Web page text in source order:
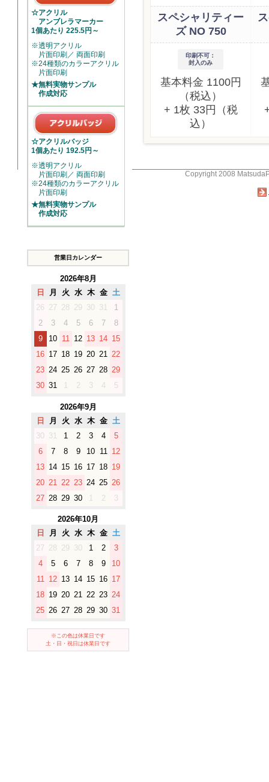
☆アクリル
アンブレラマーカー
1個あたり 225.5円～
※透明アクリル
片面印刷／ 両面印刷
※24種類のカラーアクリル
片面印刷
★無料実物サンプル
作成対応
☆アクリルバッジ
1個あたり 192.5円～
※透明アクリル
片面印刷／ 両面印刷
※24種類のカラーアクリル
片面印刷
★無料実物サンプル
作成対応
営業日カレンダー
2026年8月
日 月 火 水 木 金
土
26
27 28 29 30 31
1
2
3 4 5 6 7
8
9
10 11 12 13 14 15
16 17 18 19 20 21 22
23 24 25 26 27 28 29
30 31 1 2 3 4 5
2026年9月
日 月 火 水 木 金
土
30 31 1 2 3 4
5
6
7 8 9 10 11
12
13 14 15 16 17 18 19
20 21 22 23 24 25 26
27 28 29 30 2 3
2026年10月
日 月 火 水 木 金
土
27
28 29 30 1 2
3
4
5 6 7 8 9
10
11
12 13 14 15 16 17
18 19 20 21 22 23 24
25 26 27 28 29 30 31
※この色は休業日です
土・日・祝日は休業日です
スペシャリティー
ズ NO 750
印刷不可：
封入のみ
基本料金 1100円
（税込）
+ 1枚 33円（税
込）
Copyright 2008